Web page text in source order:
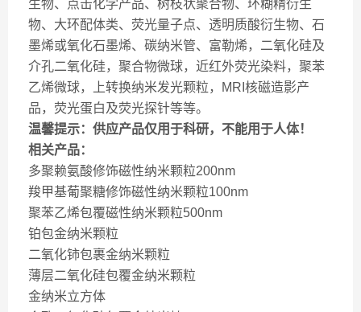
生物、点击化学产品、树枝状聚合物、环糊精衍生
物、大环配体类、荧光量子点、透明质酸衍生物、石
墨烯或氧化石墨烯、碳纳米管、富勒烯，二氧化硅及
介孔二氧化硅，聚合物微球，近红外荧光染料，聚苯
乙烯微球，上转换纳米发光颗粒，MRI核磁造影产
品，荧光蛋白及荧光探针等等。
温馨提示：供应产品仅用于科研，不能用于人体！
相关产品：
多聚赖氨酸修饰磁性纳米颗粒200nm
羧甲基葡聚糖修饰磁性纳米颗粒100nm
聚苯乙烯包覆磁性纳米颗粒500nm
铂包金纳米颗粒
二氧化铈包裹金纳米颗粒
薄层二氧化硅包覆金纳米颗粒
金纳米立方体